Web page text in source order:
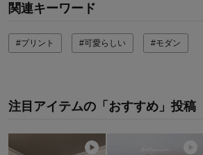
関連キーワード
#プリント #可愛らしい #モダン
注目アイテムの「おすすめ」投稿